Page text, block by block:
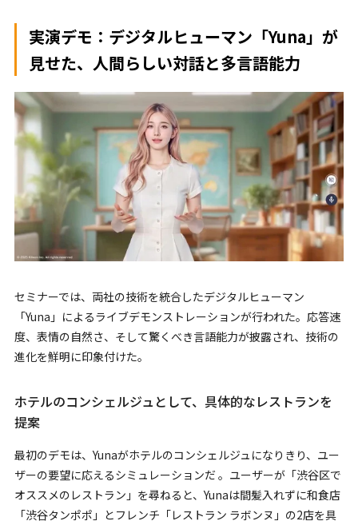
実演デモ：デジタルヒューマン「Yuna」が
見せた、人間らしい対話と多言語能力
セミナーでは、両社の技術を統合したデジタルヒューマン
「Yuna」によるライブデモンストレーションが行われた。応答速
度、表情の自然さ、そして驚くべき言語能力が披露され、技術の
進化を鮮明に印象付けた。
ホテルのコンシェルジュとして、具体的なレストランを
提案
最初のデモは、Yunaがホテルのコンシェルジュになりきり、ユー
ザーの要望に応えるシミュレーションだ 。ユーザーが「渋谷区で
オススメのレストラン」を尋ねると、Yunaは間髪入れずに和食店
「渋谷タンポポ」とフレンチ「レストラン ラボンヌ」の2店を具